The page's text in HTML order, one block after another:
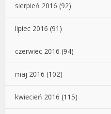
sierpień 2016 (92)
lipiec 2016 (91)
czerwiec 2016 (94)
maj 2016 (102)
kwiecień 2016 (115)